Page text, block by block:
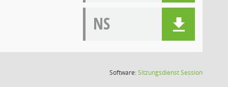
NS
Software:SitzungsdienstSession(Wird in